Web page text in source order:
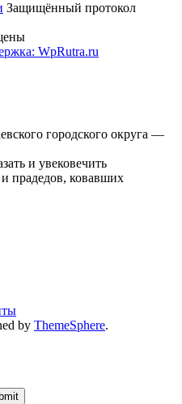
Защищённый протокол
WpRutra.ru
городского округа —
и увековечить
прадедов, ковавших
by ThemeSphere.